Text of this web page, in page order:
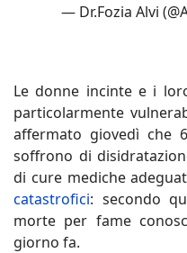
— Dr.Fozia Alvi
Le donne incinte e i
particolarmente
affermato giovedì che
soffrono di
di cure mediche
catastrofici: secondo
morte per fame
giorno fa.